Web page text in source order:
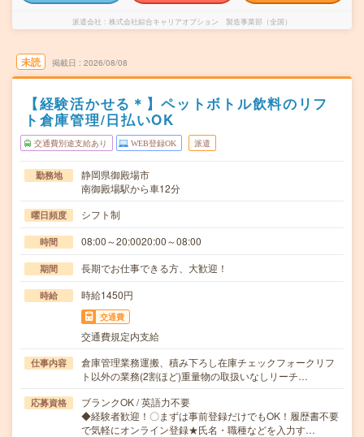
派遣会社 株式会社綜合キャリアオプション 製造事業部（全国）
未読 掲載日 2026/08/08
【経験活かせる＊】ペットボトル飲料のリフ
ト倉庫管理/日払いOK
交通費別途支給あり WEB登録OK 派遣
勤務地
静岡県御殿場市
南御殿場駅から車12分
曜日頻度 シフト制
時間 08:00～20:0020:00～08:00
期間 長期でお仕事できる方、大歓迎！
時給 時給1450円
交通費
交通費規定内支給
仕事内容
倉庫管理業務運搬、積み下ろし在庫チェックフォークリフ
ト以外の業務(2割ほど)重量物の取扱いなしリーチ…
応募資格
ブランクOK / 英語力不要
◆経験者歓迎！〇まずは事前登録だけでもOK！履歴書不要
で気軽にオンライン登録★氏名・職種などを入力す…